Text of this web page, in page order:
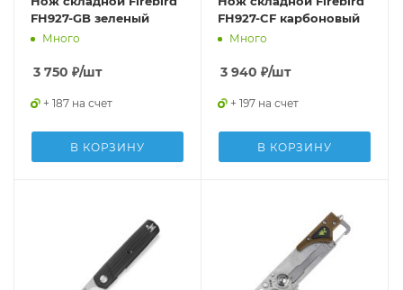
FH927-GB зеленый
Много
3 750 ₽/шт
+ 187 на счет
В КОРЗИНУ
FH927-CF карбоновый
Много
3 940 ₽/шт
+ 197 на счет
В КОРЗИНУ